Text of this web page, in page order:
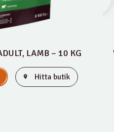
LAMB – 10 KG
Hitta butik